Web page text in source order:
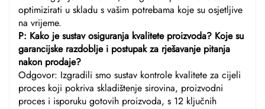
optimizirati u skladu s vašim potrebama koje su osjetljive
na vrijeme.
P: Kako je sustav osiguranja kvalitete proizvoda? Koje su
garancijske razdoblje i postupak za rješavanje pitanja
nakon prodaje?
Odgovor: Izgradili smo sustav kontrole kvalitete za cijeli
proces koji pokriva skladištenje sirovina, proizvodni
proces i isporuku gotovih proizvoda, s 12 ključnih